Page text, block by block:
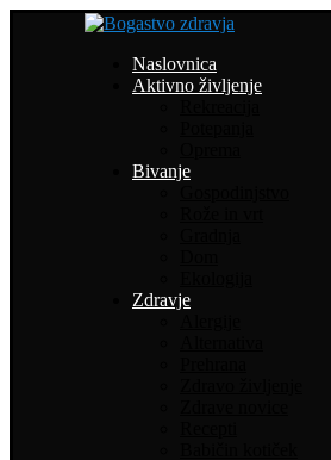
Naslovnica
Aktivno življenje
Bivanje
Zdravje